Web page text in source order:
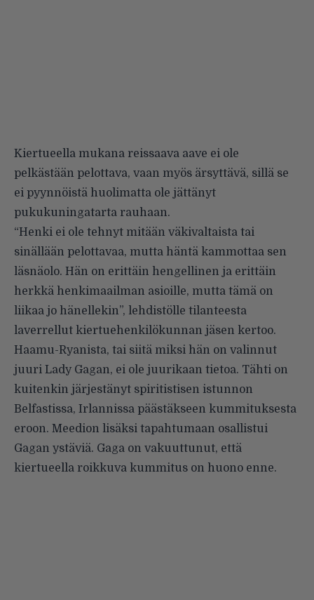
Kiertueella mukana reissaava aave ei ole
pelkästään pelottava, vaan myös ärsyttävä, sillä se
ei pyynnöistä huolimatta ole jättänyt
pukukuningatarta rauhaan.
“Henki ei ole tehnyt mitään väkivaltaista tai
sinällään pelottavaa, mutta häntä kammottaa sen
läsnäolo. Hän on erittäin hengellinen ja erittäin
herkkä henkimaailman asioille, mutta tämä on
liikaa jo hänellekin”, lehdistölle tilanteesta
laverrellut kiertuehenkilökunnan jäsen kertoo.
Haamu-Ryanista, tai siitä miksi hän on valinnut
juuri Lady Gagan, ei ole juurikaan tietoa. Tähti on
kuitenkin järjestänyt spiritistisen istunnon
Belfastissa, Irlannissa päästäkseen kummituksesta
eroon. Meedion lisäksi tapahtumaan osallistui
Gagan ystäviä. Gaga on vakuuttunut, että
kiertueella roikkuva kummitus on huono enne.